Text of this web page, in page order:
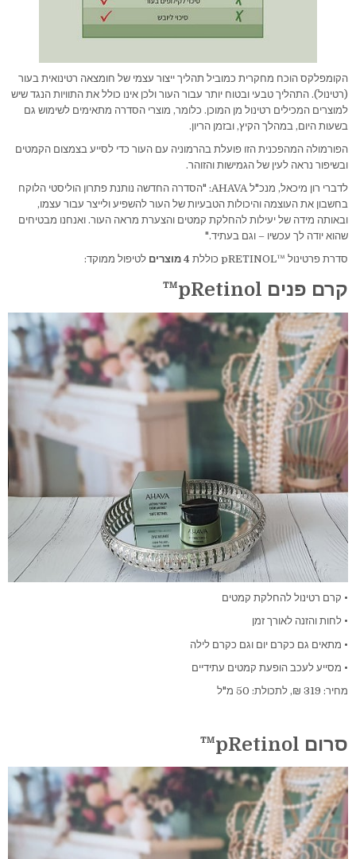
הקומפלקס הוכח מחקרית כמוביל תהליך ייצור עצמי של חומצאה רטינואית בעור
(רטינול). התהליך טבעי ובטוח יותר עבור העור ולכן אינו כולל את התוויות הנגד שיש
למוצרים המכילים רטינול מן המוכן. כלומר, מוצרי הסדרה מתאימים לשימוש גם
בשעות היום, במהלך הקיץ, ובזמן הריון.
הפורמולה המהפכנית הזו פועלת בהרמוניה עם העור כדי לסייע בצמצום הקמטים
ובשיפור נראה לעין של הגמישות והזוהר.
לדברי רון מיכאל, מנכ"ל AHAVA: "הסדרה החדשה נותנת פתרון הוליסטי הלוקח
בחשבון את העוצמה והיכולות הטבעיות של העור להשפיע ולייצר עבור עצמו,
ובאותה מידה של יעילות להחלקת קמטים והצערת מראה העור. ואנחנו מבטיחים
שהוא יודה לך עכשיו – וגם בעתיד."
סדרת פרטינול ™pRETINOL כוללת
לטיפול ממוקד:
קרם פנים pRetinol™
• קרם רטינול להחלקת קמטים
• לחות והזנה לאורך זמן
• מתאים גם כקרם יום וגם כקרם לילה
• מסייע לעכב הופעת קמטים עתידיים
מחיר: 319 ₪, לתכולת: 50 מ"ל
סרום pRetinol™